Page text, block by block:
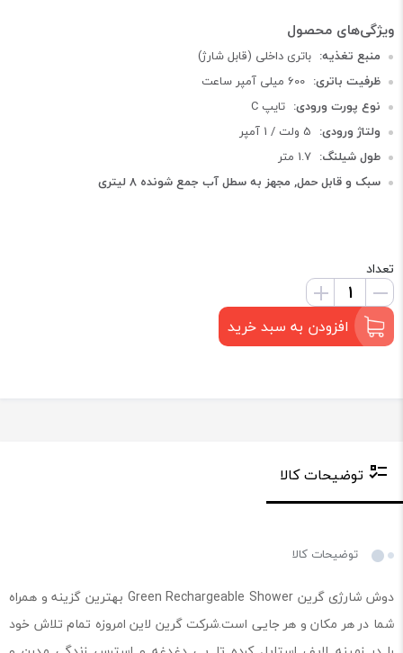
منبع تغذیه: باتری داخلی (قابل شارژ)
ظرفیت باتری: 600 میلی آمپر ساعت
نوع پورت ورودی: تایپ C
ولتاژ ورودی: 5 ولت / 1 آمپر
طول شیلنگ: 1.7 متر
سبک و قابل حمل, مجهز به سطل آب جمع شونده ۸ لیتری
تعداد
افزودن به سبد خرید
توضیحات کالا
توضیحات کالا
دوش شارژی گرین Green Rechargeable Shower بهترین گزینه و همراه
شما در هر مکان و هر جایی است.شرکت گرین لاین امروزه تمام تلاش خود